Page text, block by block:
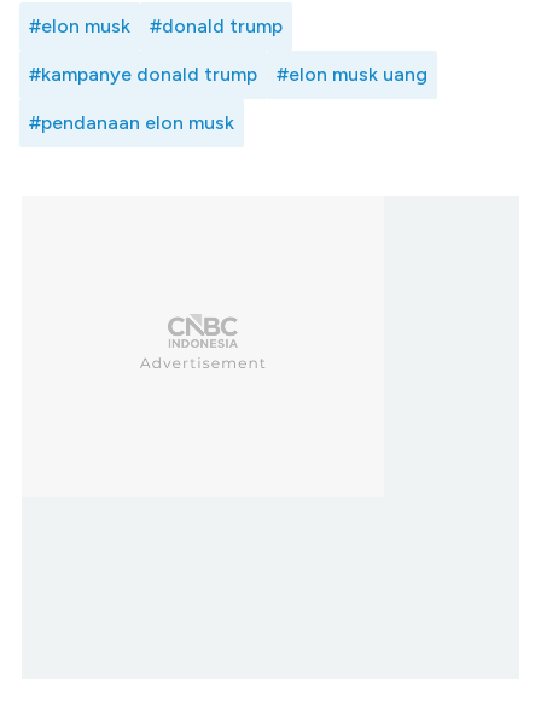
#elon musk #donald trump
#kampanye donald trump #elon musk uang
#pendanaan elon musk